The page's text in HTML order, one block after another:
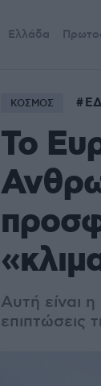
Ελλάδα
ΚΟΣΜΟΣ
Το
Αυτή είναι
επιπτώσεις